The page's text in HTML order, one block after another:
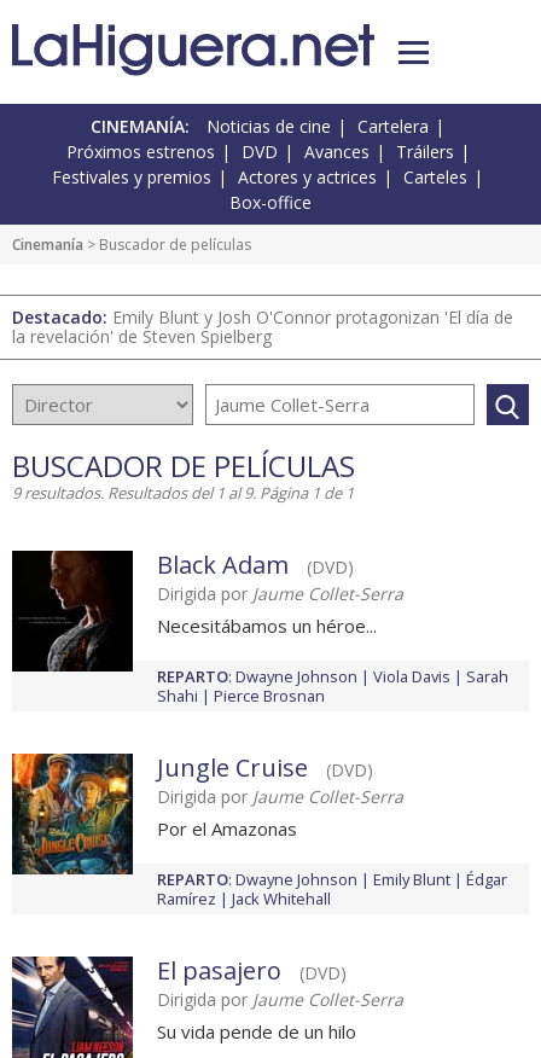
CINEMANÍA: Noticias de cine
Cartelera
Próximos estrenos
DVD Avances
Tráilers
Festivales y premios
Actores y actrices
Carteles
Box-office
Cinemanía > Buscador de películas
Destacado: Emily Blunt y Josh O'Connor protagonizan 'El día de
la revelación' de Steven Spielberg
BUSCADOR DE PELÍCULAS
9 resultados. Resultados del 1 al 9. Página 1 de 1
Black Adam
(DVD)
Dirigida por Jaume Collet-Serra
Necesitábamos un héroe...
REPARTO: Dwayne Johnson Viola Davis
Sarah
Shahi
Pierce Brosnan
Jungle Cruise
(DVD)
Dirigida por Jaume Collet-Serra
Por el Amazonas
REPARTO: Dwayne Johnson Emily Blunt
Édgar
Ramírez
Jack Whitehall
El pasajero
(DVD)
Dirigida por Jaume Collet-Serra
Su vida pende de un hilo